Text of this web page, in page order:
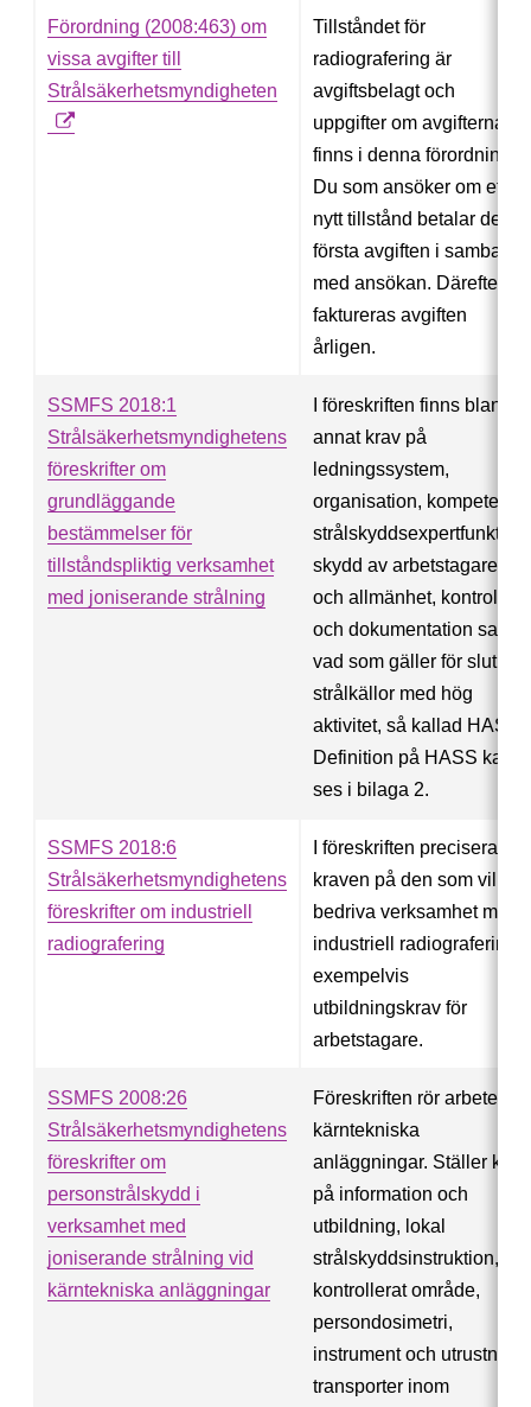
Förordning (2008:463) om
vissa avgifter till
Strålsäkerhetsmyndigheten
Tillståndet för
radiografering är
avgiftsbelagt och
uppgifter om avgifterna
finns i denna förordning.
Du som ansöker om ett
nytt tillstånd betalar den
första avgiften i samband
med ansökan. Därefter
faktureras avgiften
årligen.
SSMFS 2018:1
Strålsäkerhetsmyndighetens
föreskrifter om
grundläggande
bestämmelser för
tillståndspliktig verksamhet
med joniserande strålning
I föreskriften finns bland
annat krav på
ledningssystem,
organisation, kompetens,
strålskyddsexpertfunktion,
skydd av arbetstagare
och allmänhet, kontroller
och dokumentation samt
vad som gäller för slutna
strålkällor med hög
aktivitet, så kallad HASS.
Definition på HASS kan
ses i bilaga 2.
SSMFS 2018:6
Strålsäkerhetsmyndighetens
föreskrifter om industriell
radiografering
I föreskriften preciseras
kraven på den som vill
bedriva verksamhet med
industriell radiografering,
exempelvis
utbildningskrav för
arbetstagare.
SSMFS 2008:26
Strålsäkerhetsmyndighetens
föreskrifter om
personstrålskydd i
verksamhet med
joniserande strålning vid
kärntekniska anläggningar
Föreskriften rör arbete i
kärntekniska
anläggningar. Ställer krav
på information och
utbildning, lokal
strålskyddsinstruktion,
kontrollerat område,
persondosimetri,
instrument och utrustning,
transporter inom